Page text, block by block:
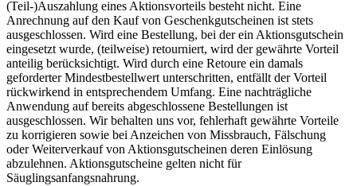
(Teil-)Auszahlung eines Aktionsvorteils besteht nicht. Eine
Anrechnung auf den Kauf von Geschenkgutscheinen ist stets
ausgeschlossen. Wird eine Bestellung, bei der ein Aktionsgutschein
eingesetzt wurde, (teilweise) retourniert, wird der gewährte Vorteil
anteilig berücksichtigt. Wird durch eine Retoure ein damals
geforderter Mindestbestellwert unterschritten, entfällt der Vorteil
rückwirkend in entsprechendem Umfang. Eine nachträgliche
Anwendung auf bereits abgeschlossene Bestellungen ist
ausgeschlossen. Wir behalten uns vor, fehlerhaft gewährte Vorteile
zu korrigieren sowie bei Anzeichen von Missbrauch, Fälschung
oder Weiterverkauf von Aktionsgutscheinen deren Einlösung
abzulehnen. Aktionsgutscheine gelten nicht für
Säuglingsanfangsnahrung.